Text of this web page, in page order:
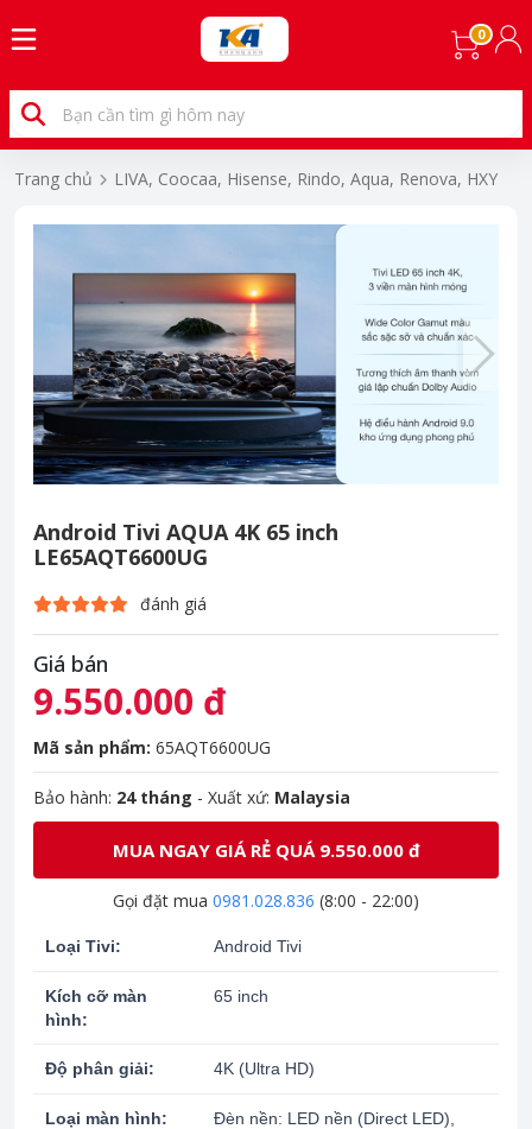
0
Trang chủ LIVA, Coocaa, Hisense, Rindo, Aqua, Renova, HXY
Android Tivi AQUA 4K 65 inch
LE65AQT6600UG
đánh giá
Giá bán
9.550.000 đ
Mã sản phẩm: 65AQT6600UG
Bảo hành: 24 tháng - Xuất xứ: Malaysia
MUA NGAY GIÁ RẺ QUÁ 9.550.000 đ
Gọi đặt mua 0981.028.836 (8:00 - 22:00)
Loại Tivi: Android Tivi
Kích cỡ màn
hình:
65 inch
Độ phân giải: 4K (Ultra HD)
Loại màn hình:
Đèn nền: LED nền (Direct LED),